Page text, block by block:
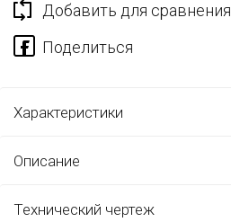
Добавить для сравнения
Характеристики
Описание
Технический чертеж